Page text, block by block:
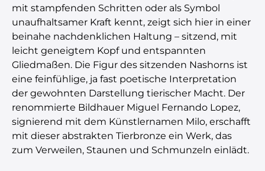
mit stampfenden Schritten oder als Symbol
unaufhaltsamer Kraft kennt, zeigt sich hier in einer
beinahe nachdenklichen Haltung – sitzend, mit
leicht geneigtem Kopf und entspannten
Gliedmaßen. Die Figur des sitzenden Nashorns ist
eine feinfühlige, ja fast poetische Interpretation
der gewohnten Darstellung tierischer Macht. Der
renommierte Bildhauer Miguel Fernando Lopez,
signierend mit dem Künstlernamen Milo, erschafft
mit dieser abstrakten Tierbronze ein Werk, das
zum Verweilen, Staunen und Schmunzeln einlädt.